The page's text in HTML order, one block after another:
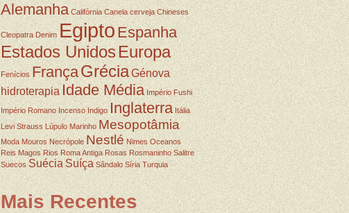
Alemanha Califórnia Canela cerveja Chineses
Cleopatra Denim EgiptoEspanha
Estados UnidosEuropa
Fenícios FrançaGréciaGénova
hidroterapiaIdade Média Império Fushi
Império Romano Incenso Indigo Inglaterra Itália
Levi Strauss Lúpulo Marinho Mesopotâmia
Moda Mouros Necrópole Nestlé Nimes Oceanos
Reis Magos Rios Roma Antiga Rosas Rosmaninho Salitre
Suecos Suécia Suíça Sândalo Síria Turquia
Mais Recentes